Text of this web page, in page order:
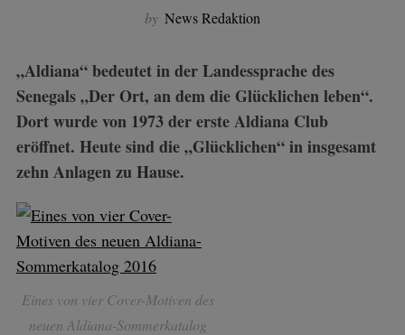
by News Redaktion
„Aldiana“ bedeutet in der Landesspra­che des
Senegals „Der Ort, an dem die Glücklichen leben“.
Dort wurde von 1973 der erste Aldiana Club
eröffnet. Heute sind die „Glücklichen“ in insgesamt
zehn Anlagen zu Hause.
Eines von vier Cover-Motiven des
neuen Aldiana-Sommerkatalog